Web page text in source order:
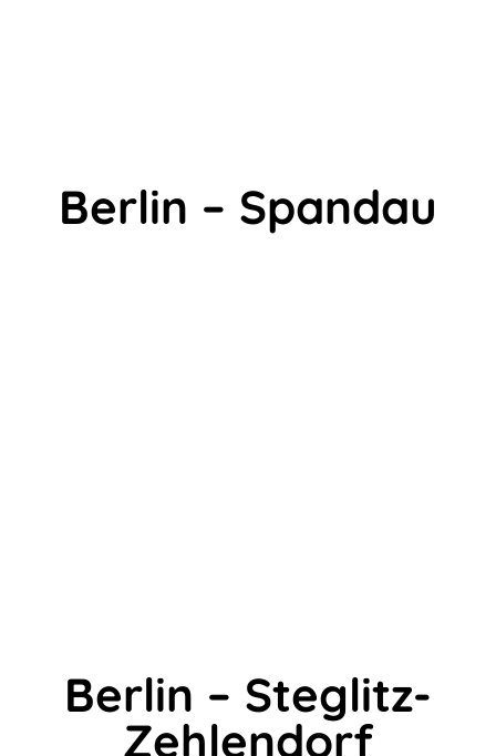
Berlin – Spandau
Berlin – Steglitz-
Zehlendorf